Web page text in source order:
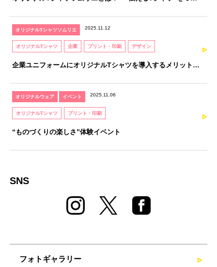
オリジナルTシャツソムリエ 2025.11.12
オリジナルTシャツ 企業 プリント・印刷 デザイン
企業ユニフォームにオリジナルTシャツを導入するメリットと
オリジナルウェア イベント 2025.11.06
オリジナルTシャツ プリント・印刷
“ものづくりの楽しさ”体験イベント
SNS
フォトギャラリー